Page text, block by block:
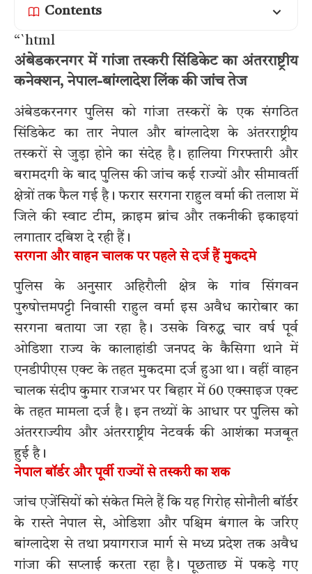
Contents
“`html
अंबेडकरनगर में गांजा तस्करी सिंडिकेट का अंतरराष्ट्रीय
कनेक्शन, नेपाल-बांग्लादेश लिंक की जांच तेज
अंबेडकरनगर पुलिस को गांजा तस्करों के एक संगठित
सिंडिकेट का तार नेपाल और बांग्लादेश के अंतरराष्ट्रीय
तस्करों से जुड़ा होने का संदेह है। हालिया गिरफ्तारी और
बरामदगी के बाद पुलिस की जांच कई राज्यों और सीमावर्ती
क्षेत्रों तक फैल गई है। फरार सरगना राहुल वर्मा की तलाश में
जिले की स्वाट टीम, क्राइम ब्रांच और तकनीकी इकाइयां
लगातार दबिश दे रही हैं।
सरगना और वाहन चालक पर पहले से दर्ज हैं मुकदमे
पुलिस के अनुसार अहिरौली क्षेत्र के गांव सिंगवन
पुरुषोत्तमपट्टी निवासी राहुल वर्मा इस अवैध कारोबार का
सरगना बताया जा रहा है। उसके विरुद्ध चार वर्ष पूर्व
ओडिशा राज्य के कालाहांडी जनपद के कैसिगा थाने में
एनडीपीएस एक्ट के तहत मुकदमा दर्ज हुआ था। वहीं वाहन
चालक संदीप कुमार राजभर पर बिहार में 60 एक्साइज एक्ट
के तहत मामला दर्ज है। इन तथ्यों के आधार पर पुलिस को
अंतरराज्यीय और अंतरराष्ट्रीय नेटवर्क की आशंका मजबूत
हुई है।
नेपाल बॉर्डर और पूर्वी राज्यों से तस्करी का शक
जांच एजेंसियों को संकेत मिले हैं कि यह गिरोह सोनौली बॉर्डर
के रास्ते नेपाल से, ओडिशा और पश्चिम बंगाल के जरिए
बांग्लादेश से तथा प्रयागराज मार्ग से मध्य प्रदेश तक अवैध
गांजा की सप्लाई करता रहा है। पूछताछ में पकड़े गए